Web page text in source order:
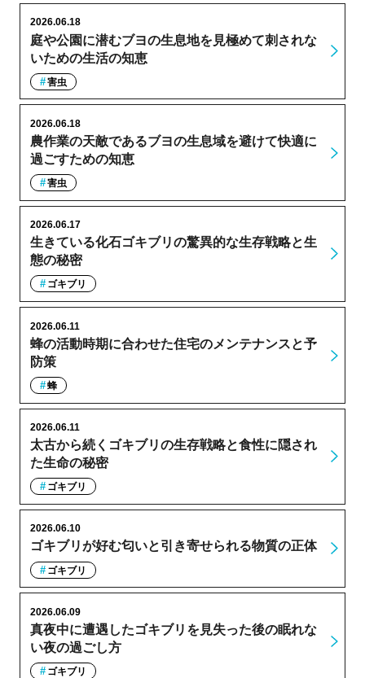
庭や公園に潜むブヨの生息地を見極めて刺されな
いための生活の知恵
2026.06.18
害虫
農作業の天敵であるブヨの生息域を避けて快適に
過ごすための知恵
2026.06.18
害虫
生きている化石ゴキブリの驚異的な生存戦略と生
態の秘密
2026.06.17
ゴキブリ
蜂の活動時期に合わせた住宅のメンテナンスと予
防策
2026.06.11
蜂
太古から続くゴキブリの生存戦略と食性に隠され
た生命の秘密
2026.06.11
ゴキブリ
ゴキブリが好む匂いと引き寄せられる物質の正体
2026.06.10
ゴキブリ
真夜中に遭遇したゴキブリを見失った後の眠れな
い夜の過ごし方
2026.06.09
ゴキブリ